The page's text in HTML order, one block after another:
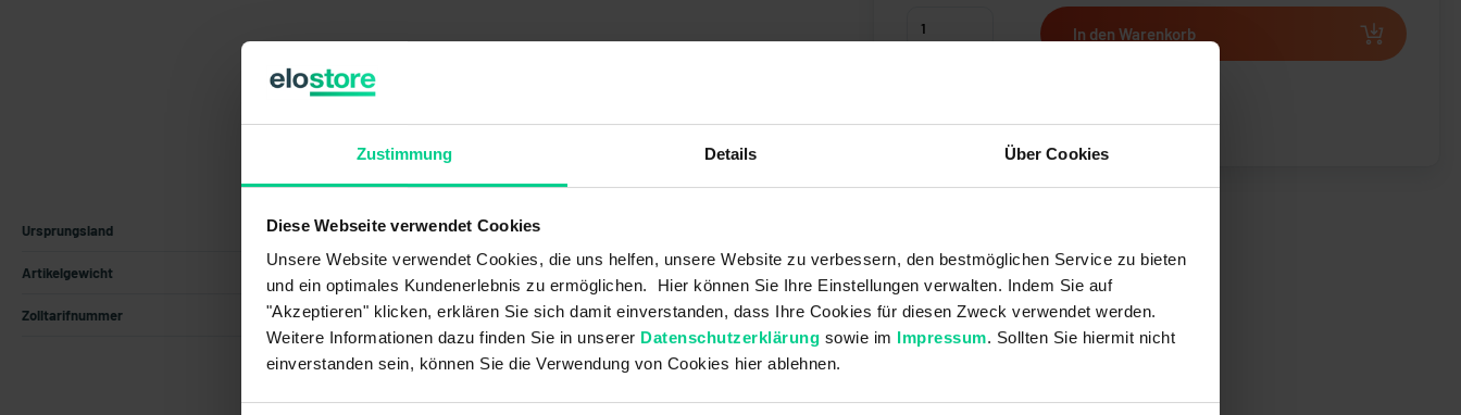
Zustimmung Details Über Cookies
Diese Webseite verwendet Cookies
Unsere Website verwendet Cookies, die uns helfen, unsere Website zu verbessern, den bestmöglichen Service zu bieten
und ein optimales Kundenerlebnis zu ermöglichen. Hier können Sie Ihre Einstellungen verwalten. Indem Sie auf
"Akzeptieren" klicken, erklären Sie sich damit einverstanden, dass Ihre Cookies für diesen Zweck verwendet werden.
Weitere Informationen dazu finden Sie in unserer Datenschutzerklärung sowie im Impressum. Sollten Sie hiermit nicht
einverstanden sein, können Sie die Verwendung von Cookies hier ablehnen.
In den Warenkorb
Ursprungsland Deutschland
Artikelgewicht
Zolltarifnummer 85371098